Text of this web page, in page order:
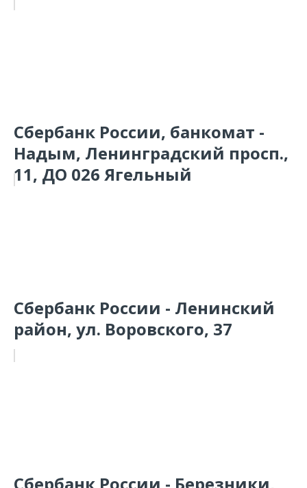
Сбербанк России, банкомат -
Надым, Ленинградский просп.,
11, ДО 026 Ягельный
Сбербанк России - Ленинский
район, ул. Воровского, 37